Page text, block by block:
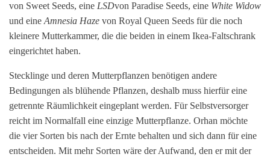
von Sweet Seeds, eine LSDvon Paradise Seeds, eine White Widow
und eine Amnesia Haze von Royal Queen Seeds für die noch
kleinere Mutterkammer, die die beiden in einem Ikea-Faltschrank
eingerichtet haben.
Stecklinge und deren Mutterpflanzen benötigen andere
Bedingungen als blühende Pflanzen, deshalb muss hierfür eine
getrennte Räumlichkeit eingeplant werden. Für Selbstversorger
reicht im Normalfall eine einzige Mutterpflanze. Orhan möchte
die vier Sorten bis nach der Ernte behalten und sich dann für eine
entscheiden. Mit mehr Sorten wäre der Aufwand, den er mit der